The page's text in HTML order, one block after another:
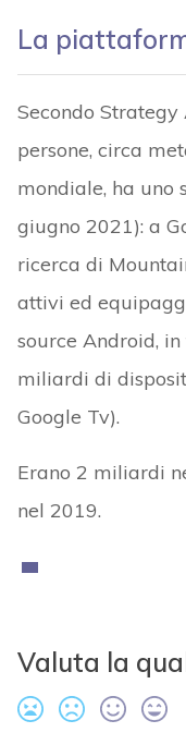
La
Secondo
persone, circa
mondiale, ha uno
giugno 2021): a
ricerca di
attivi ed
source Android,
miliardi di
Google Tv).
Erano 2 miliardi
nel 2019.
Valuta la